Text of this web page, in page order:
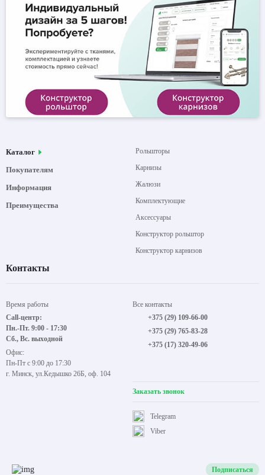
Каталог
Покупателям
Информация
Преимущества
Рольшторы
Карнизы
Жалюзи
Комплектующие
Аксессуары
Конструктор рольштор
Конструктор карнизов
Контакты
Время работы
Call-центр:
Пн.-Пт. 9:00 - 17:30
Сб., Вс. выходной
Офис:
Пн-Пт с 9:00 до 17:30
г. Минск, ул.Кедышко 26Б, оф. 104
Все контакты
+375 (29) 109-66-00
+375 (29) 765-83-28
+375 (17) 320-49-06
Заказать звонок
Viber
Telegram
Подписаться